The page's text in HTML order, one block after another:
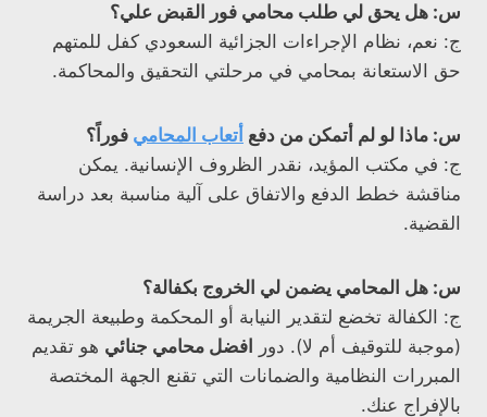
س: هل يحق لي طلب محامي فور القبض علي؟
ج: نعم، نظام الإجراءات الجزائية السعودي كفل للمتهم
حق الاستعانة بمحامي في مرحلتي التحقيق والمحاكمة.
س: ماذا لو لم أتمكن من دفع أتعاب المحامي فوراً؟
ج: في مكتب المؤيد، نقدر الظروف الإنسانية. يمكن
مناقشة خطط الدفع والاتفاق على آلية مناسبة بعد دراسة
القضية.
س: هل المحامي يضمن لي الخروج بكفالة؟
ج: الكفالة تخضع لتقدير النيابة أو المحكمة وطبيعة الجريمة
(موجبة للتوقيف أم لا). دور
افضل محامي جنائي هو تقديم
المبررات النظامية والضمانات التي تقنع الجهة المختصة
بالإفراج عنك.